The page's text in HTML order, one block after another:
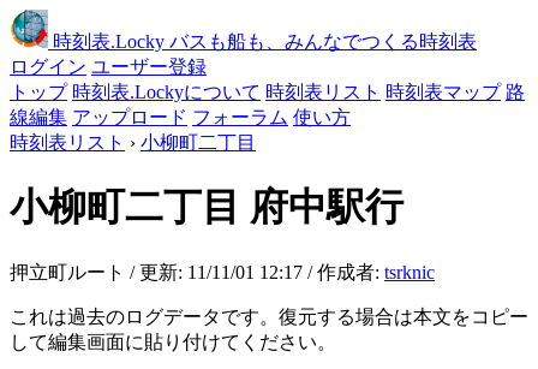
時刻表.Locky バスも船も、みんなでつくる時刻表
ログイン ユーザー登録
トップ 時刻表.Lockyについて 時刻表リスト 時刻表マップ 路
線編集 アップロード フォーラム 使い方
時刻表リスト › 小柳町二丁目
小柳町二丁目 府中駅行
押立町ルート / 更新: 11/11/01 12:17 / 作成者: tsrknic
これは過去のログデータです。復元する場合は本文をコピー
して編集画面に貼り付けてください。